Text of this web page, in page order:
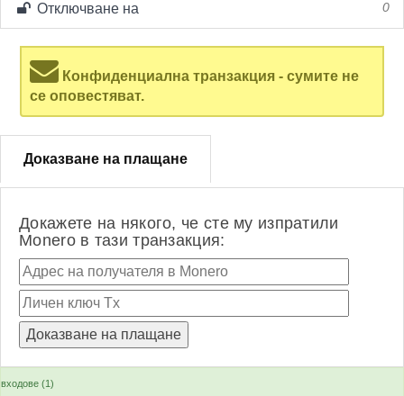
Отключване на 0
Конфиденциална транзакция - сумите не
се оповестяват.
Доказване на плащане
Докажете на някого, че сте му изпратили
Monero в тази транзакция:
входове (1)